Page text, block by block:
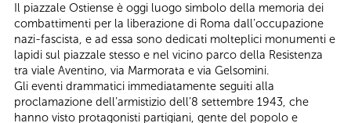
Il piazzale Ostiense è oggi luogo simbolo della memoria dei
combattimenti per la liberazione di Roma dall’occupazione
nazi-fascista, e ad essa sono dedicati molteplici monumenti e
lapidi sul piazzale stesso e nel vicino parco della Resistenza
tra viale Aventino, via Marmorata e via Gelsomini.
Gli eventi drammatici immediatamente seguiti alla
proclamazione dell’armistizio dell’8 settembre 1943, che
hanno visto protagonisti partigiani, gente del popolo e